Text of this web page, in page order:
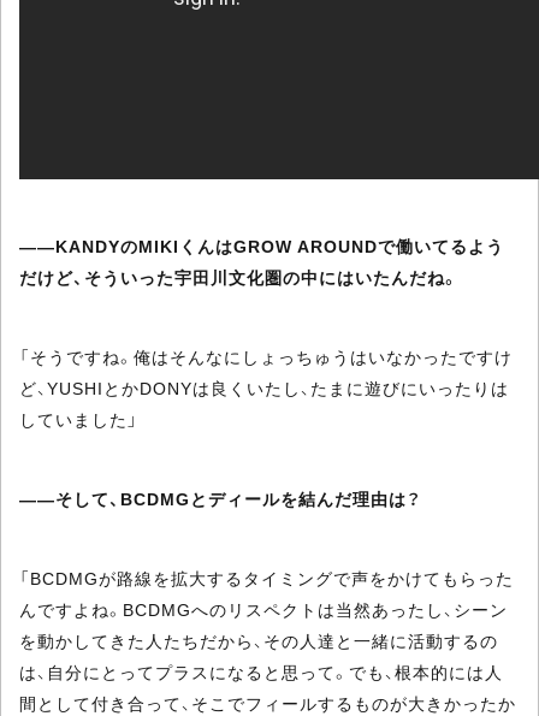
――KANDYのMIKIくんはGROW AROUNDで働いてるよう
だけど、そういった宇田川文化圏の中にはいたんだね。
「そうですね。俺はそんなにしょっちゅうはいなかったですけ
ど、YUSHIとかDONYは良くいたし、たまに遊びにいったりは
していました」
――そして、BCDMGとディールを結んだ理由は？
「BCDMGが路線を拡大するタイミングで声をかけてもらった
んですよね。BCDMGへのリスペクトは当然あったし、シーン
を動かしてきた人たちだから、その人達と一緒に活動するの
は、自分にとってプラスになると思って。でも、根本的には人
間として付き合って、そこでフィールするものが大きかったか